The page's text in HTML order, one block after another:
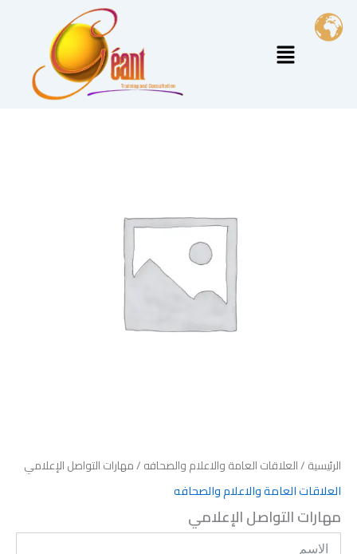
تخطي
المحتوى
القائمة
الرئيسية /العلاقات العامة والاعلام والصحافه / مهارات التواصل الإعلامي
العلاقات العامة والاعلام والصحافه
مهارات التواصل الإعلامي